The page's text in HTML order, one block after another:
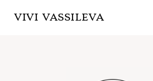
VIVI VASSILEVA